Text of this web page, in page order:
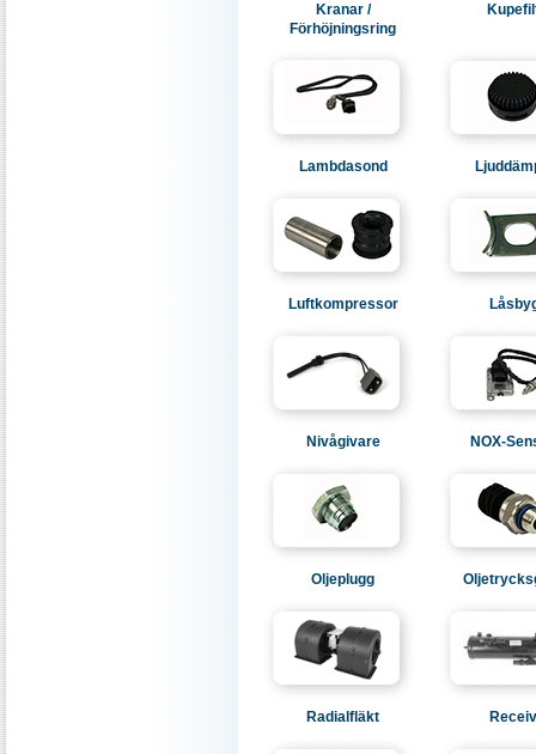
Kranar /
Förhöjningsring
Lambdasond
Luftkompressor
Nivågivare NOX-
Oljeplugg
Radialfläkt